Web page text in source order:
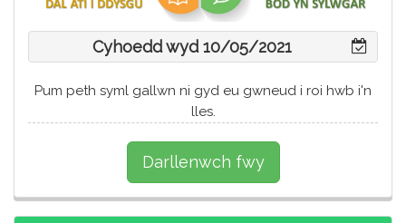
Cyhoedd wyd 10/05/2021
Pum peth syml gallwn ni gyd eu gwneud i roi hwb i'n
lles.
Darllenwch fwy